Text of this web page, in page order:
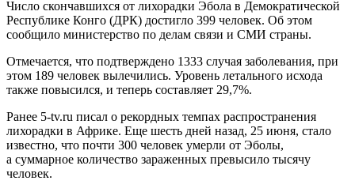
Число скончавшихся от лихорадки Эбола в Демократической
Республике Конго (ДРК) достигло 399 человек. Об этом
сообщило министерство по делам связи и СМИ страны.
Отмечается, что подтверждено 1333 случая заболевания, при
этом 189 человек вылечились. Уровень летального исхода
также повысился, и теперь составляет 29,7%.
Ранее 5-tv.ru писал о рекордных темпах распространения
лихорадки в Африке. Еще шесть дней назад, 25 июня, стало
известно, что почти 300 человек умерли от Эболы,
а суммарное количество зараженных превысило тысячу
человек.